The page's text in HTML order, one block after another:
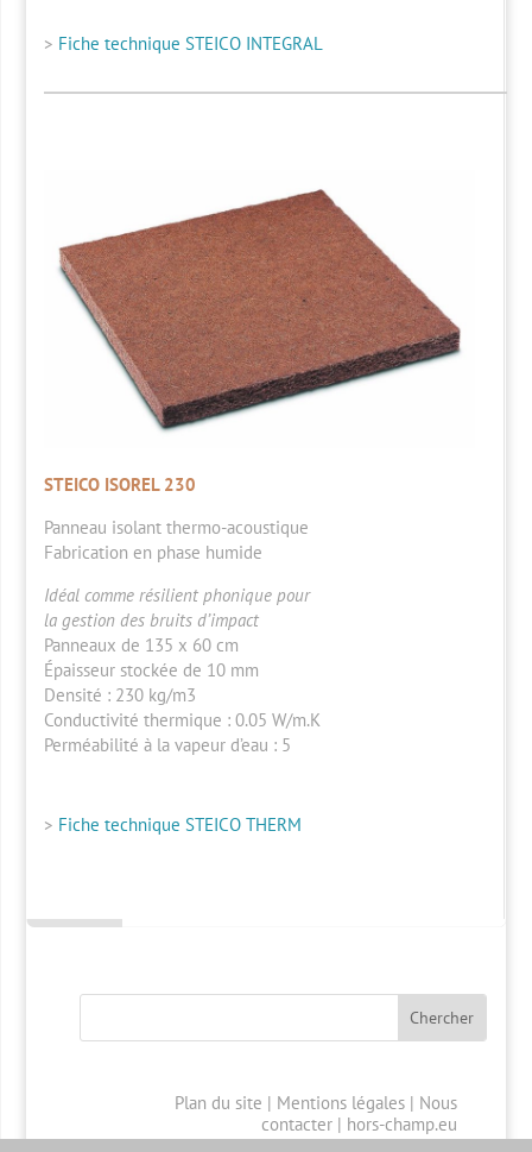
> Fiche technique STEICO INTEGRAL
STEICO ISOREL 230
Panneau isolant thermo-acoustique
Fabrication en phase humide
Idéal comme résilient phonique pour
la gestion des bruits d’impact
Panneaux de 135 x 60 cm
Épaisseur stockée de 10 mm
Densité : 230 kg/m3
Conductivité thermique : 0.05 W/m.K
Perméabilité à la vapeur d’eau : 5
> Fiche technique STEICO THERM
Plan du site | Mentions légales | Nous
contacter | hors-champ.eu